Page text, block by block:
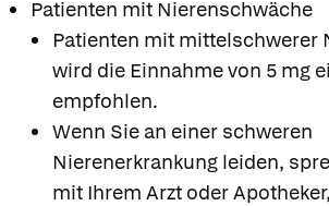
Patienten mit Nierenschwäche
Patienten mit mittelschwerer
wird die Einnahme von 5 mg
empfohlen.
Wenn Sie an einer schweren
Nierenerkrankung leiden,
mit Ihrem Arzt oder